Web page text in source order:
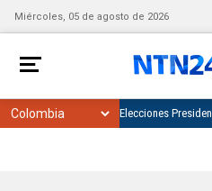
Miércoles, 05 de agosto de 2026
Elecciones